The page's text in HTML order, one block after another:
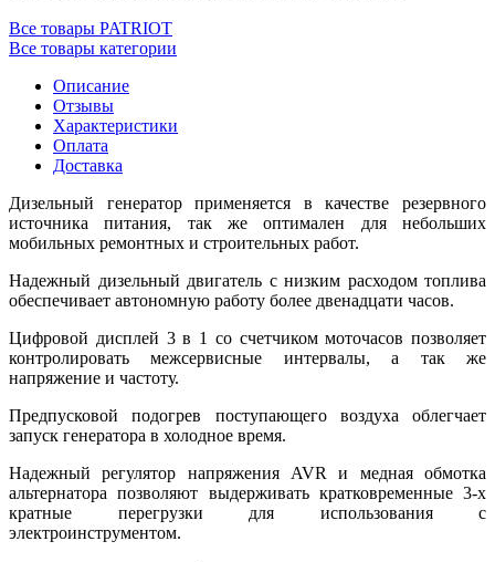
Все товары PATRIOT
Все товары категории
Описание
Отзывы
Характеристики
Оплата
Доставка
Дизельный генератор применяется в качестве резервного
источника питания, так же оптимален для небольших
мобильных ремонтных и строительных работ.
Надежный дизельный двигатель с низким расходом топлива
обеспечивает автономную работу более двенадцати часов.
Цифровой дисплей 3 в 1 со счетчиком моточасов позволяет
контролировать межсервисные интервалы, а так же
напряжение и частоту.
Предпусковой подогрев поступающего воздуха облегчает
запуск генератора в холодное время.
Надежный регулятор напряжения AVR и медная обмотка
альтернатора позволяют выдерживать кратковременные 3‑х
кратные перегрузки для использования с
электроинструментом.